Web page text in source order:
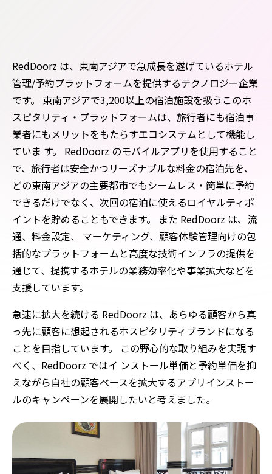
RedDoorz は、東南アジアで急成長を遂げているホテル
管理/予約プラットフォームを提供するテクノロジー企業
です。 東南アジアで3,200以上の宿泊施設を扱うこのホ
スピタリティ・プラットフォームは、旅行者にも宿泊事
業者にもメリットをもたらすエコシステムとして機能し
ていま す。 RedDoorz のモバイルアプリを使用すること
で、旅行者は安全かつリーズナブルな料金の宿泊先を、
どの東南アジアの主要都市でもシームレス・簡単に予約
できるだけでなく、次回の宿泊に使えるロイヤルティポ
イントを貯めることもできます。 また RedDoorz は、流
通、料金設定、 マーケティング、顧客体験管理向けの包
括的なプラットフォームと高度な技術インフラの提供を
通じて、提携するホテルの業務効率化や事業拡大などを
支援しています。
急速に拡大を続ける RedDoorz は、あらゆる顧客から真
っ先に顧客に想起されるホスピタリティブランドになる
ことを目指しています。 この野心的な取り組みを実現す
べく、RedDoorz ではイ ンストール単価と予約単価を抑
えながら自社の顧客ベースを拡大するアプリインストー
ルのキャンペーンを展開したいと考えました。